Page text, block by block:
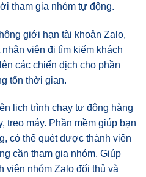
tham gia nhóm tự động.
giới hạn tài khoản Zalo,
viên đi tìm kiếm khách
các chiến dịch cho phần
tốn thời gian.
lịch trình chạy tự động hàng
treo máy. Phần mềm giúp bạn
có thể quét được thành viên
cần tham gia nhóm. Giúp
viên nhóm Zalo đối thủ và